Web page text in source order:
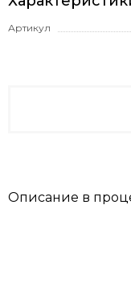
Артикул
Описание в